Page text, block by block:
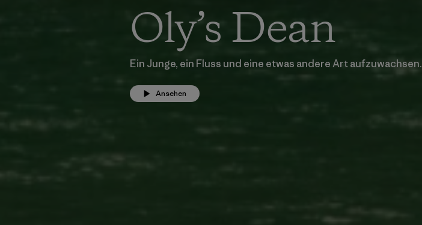
Oly’s Dean
Ein Junge, ein Fluss und eine etwas andere Art aufzuwachsen.
Ansehen